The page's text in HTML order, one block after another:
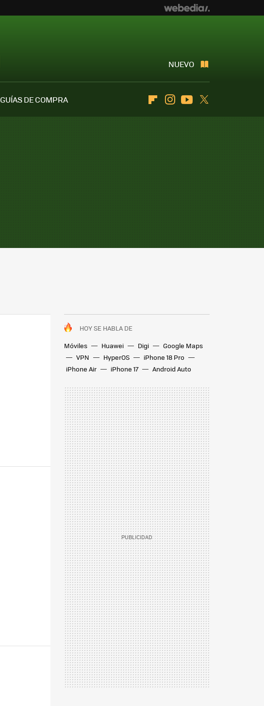
NUEVO
GUÍAS DE COMPRA
FlipboardInstagramYoutube
HOY SE HABLA DE
Móviles
Huawei Digi
Google Maps
VPN
HyperOS
iPhone 18 Pro
iPhone Air
iPhone 17 Android Auto